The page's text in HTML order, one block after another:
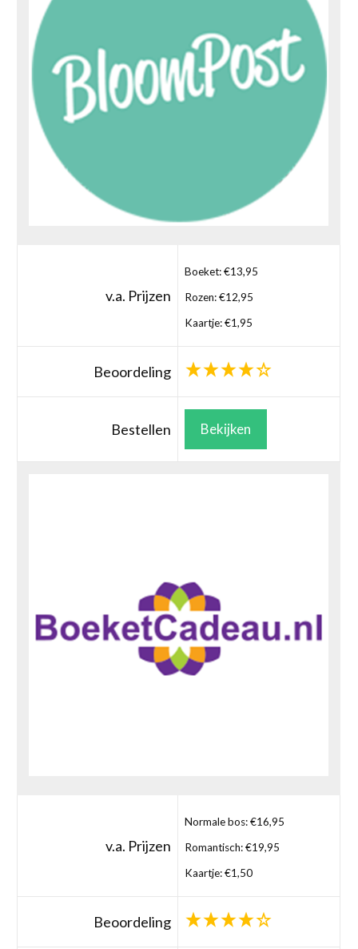
v.a. Prijzen
Boeket: €13,95
Rozen: €12,95
Kaartje: €1,95
Beoordeling
Bestellen Bekijken
v.a. Prijzen
Normale bos: €16,95
Romantisch: €19,95
Kaartje: €1,50
Beoordeling